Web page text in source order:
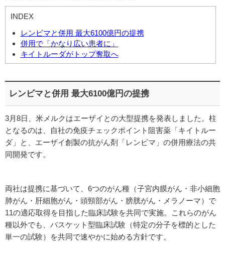
INDEX
レンビマと併用 最大6100億円の提携
併用で「かなり広い患者に」
キイトルーダがトップ奪取へ
レンビマと併用 最大6100億円の提携
3月8日、米メルクはエーザイとの大型提携を発表しました。柱
となるのは、自社の免疫チェックポイント阻害薬「キイトルー
ダ」と、エーザイ創製の抗がん剤「レンビマ」の併用療法の共
同開発です。
両社は提携に基づいて、6つのがん種（子宮内膜がん・非小細胞
肺がん・肝細胞がん・頭頸部がん・膀胱がん・メラノーマ）で
11の適応取得を目指した臨床試験を共同で実施。これらのがん
種以外でも、バスケット型臨床試験（特定の分子を標的とした
単一の試験）を共同で速やかに始める方針です。